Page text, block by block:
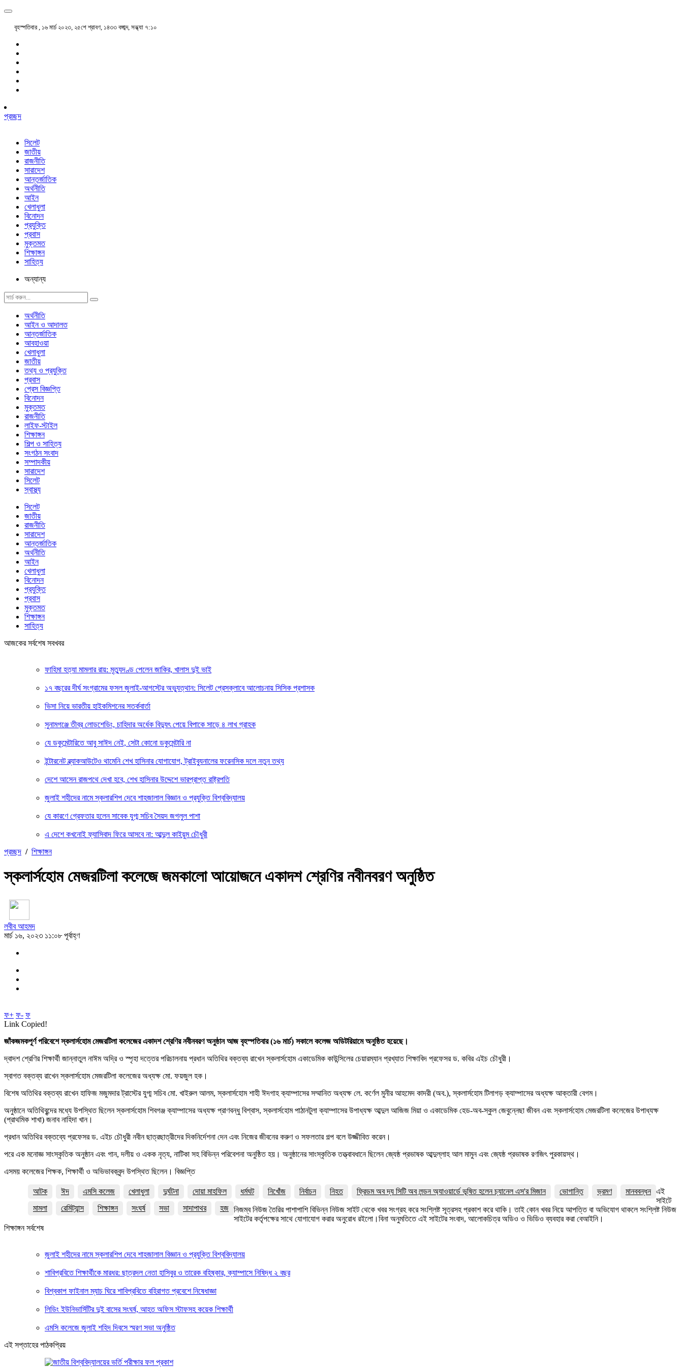
বৃহস্পতিবার , ১৬ মার্চ ২০২৩, ২৫শে শ্রাবণ, ১৪৩৩ বঙ্গাব্দ, সন্ধ্যা ৭:১০
প্রচ্ছদ
সিলেট
জাতীয়
রাজনীতি
সারাদেশ
আন্তর্জাতিক
অর্থনীতি
আইন
খেলাধুলা
বিনোদন
প্রযুক্তি
প্রবাস
মুক্তমত
শিক্ষাঙ্গন
সাহিত্য
অন্যান্য
অর্থনীতি
আইন ও আদালত
আন্তর্জাতিক
আবহাওয়া
খেলাধুলা
জাতীয়
তথ্য ও প্রযুক্তি
প্রবাস
প্রেস বিজ্ঞপ্তি
বিনোদন
মুক্তমত
রাজনীতি
লাইফ-স্টাইল
শিক্ষাঙ্গন
শিল্প ও সাহিত্য
সংগঠন সংবাদ
সম্পাদকীয়
সারাদেশ
সিলেট
স্বাস্থ্য
সিলেট
জাতীয়
রাজনীতি
সারাদেশ
আন্তর্জাতিক
অর্থনীতি
আইন
খেলাধুলা
বিনোদন
প্রযুক্তি
প্রবাস
মুক্তমত
শিক্ষাঙ্গন
সাহিত্য
আজকের সর্বশেষ সবখবর
ফাহিমা হত্যা মামলার রায়: মৃত্যুদণ্ড পেলেন জাকির, খালাস দুই ভাই
১৭ বছরের দীর্ঘ সংগ্রামের ফসল জুলাই-আগস্টের অভ্যুত্থান: সিলেট প্রেসক্লাবে আলোচনায় সিসিক প্রশাসক
ভিসা নিয়ে ভারতীয় হাইকমিশনের সতর্কবার্তা
সুনামগঞ্জে তীব্র লোডশেডিং, চাহিদার অর্ধেক বিদ্যুৎ পেয়ে বিপাকে সাড়ে ৪ লাখ গ্রাহক
যে ডকুমেন্টারিতে আবু সাঈদ নেই, সেটা কোনো ডকুমেন্টারি না
ইন্টারনেট ব্ল্যাকআউটেও থামেনি শেখ হাসিনার যোগাযোগ, ট্রাইব্যুনালের ফরেনসিক দলে নতুন তথ্য
দেশে আসেন রাজপথে দেখা হবে, শেখ হাসিনার উদ্দেশে ভারপ্রাপ্ত রাষ্ট্রপতি
জুলাই শহীদের নামে স্কলারশিপ দেবে শাহজালাল বিজ্ঞান ও প্রযুক্তি বিশ্ববিদ্যালয়
যে কারণে গ্রেফতার হলেন সাবেক যুগ্ম সচিব সৈয়দ জগলুল পাশা
এ দেশে কখনোই ফ্যাসিবাদ ফিরে আসবে না: আব্দুল কাইয়ুম চৌধুরী
প্রচ্ছদ / শিক্ষাঙ্গন
স্কলার্সহোম মেজরটিলা কলেজে জমকালো আয়োজনে একাদশ শ্রেণির নবীনবরণ অনুষ্ঠিত
লবীব আহমদ
মার্চ ১৬, ২০২৩ ১১:০৮ পূর্বাহ্ণ
ফ+ ফ- ফ
Link Copied!
জাঁকজমকপূর্ণ পরিবেশে স্কলার্সহোম মেজরটিলা কলেজের একাদশ শ্রেণির নবীনবরণ অনুষ্ঠান আজ বৃহস্পতিবার (১৬ মার্চ) সকালে কলেজ অডিটরিয়ামে অনুষ্ঠিত হয়েছে।
দ্বাদশ শ্রেণির শিক্ষার্থী জান্নাতুল নাঈম অদ্রি ও স্পৃহা দত্তের পরিচালনায় প্রধান অতিথির বক্তব্য রাখেন স্কলার্সহোম একাডেমিক কাউন্সিলের চেয়ারম্যান প্রখ্যাত শিক্ষাবিদ প্রফেসর ড. কবির এইচ চৌধুরী।
স্বাগত বক্তব্য রাখেন স্কলার্সহোম মেজরটিলা কলেজের অধ্যক্ষ মো. ফয়জুল হক।
বিশেষ অতিথির বক্তব্য রাখেন হাফিজ মজুমদার ট্রাস্টের যুগ্ম সচিব মো. খাইরুল আলম, স্কলার্সহোম শাহী ঈদগাহ ক্যাম্পাসের সম্মানিত অধ্যক্ষ লে. কর্ণেল মুনীর আহমেদ কাদরী (অব.), স্কলার্সহোম টিলাগড় ক্যাম্পাসের অধ্যক্ষ আক্তারী বেগম।
অনুষ্ঠানে অতিথিবৃন্দের মধ্যে উপস্থিত ছিলেন স্কলার্সহোম শিবগঞ্জ ক্যাম্পাসের অধ্যক্ষ প্রাণবন্ধু বিশ্বাস, স্কলার্সহোম পাঠানটুলা ক্যাম্পাসের উপাধ্যক্ষ আব্দুল আজিজ মিয়া ও একাডেমিক হেড-অব-স্কুল জেবুন্নেছা জীবন এবং স্কলার্সহোম মেজরটিলা কলেজের উপাধ্যক্ষ
(প্রাথমিক শাখা) জনাব নাহিদা খান।
প্রধান অতিথির বক্তব্যে প্রফেসর ড. এইচ চৌধুরী নবীন ছাত্রছাত্রীদের দিকনির্দেশনা দেন এবং নিজের জীবনের করুণ ও সফলতার গল্প বলে উজ্জীবিত করেন।
পরে এক মনোজ্ঞ সাংস্কৃতিক অনুষ্ঠান এবং গান, দলীয় ও একক নৃত্য, নাটিকা সহ বিভিন্ন পরিবেশনা অনুষ্ঠিত হয়। অনুষ্ঠানের সাংস্কৃতিক তত্ত্বাবধানে ছিলেন জ্যেষ্ঠ প্রভাষক আব্দুল্লাহ আল মামুন এবং জ্যেষ্ঠ প্রভাষক রণজিৎ পুরকায়স্থ।
এসময় কলেজের শিক্ষক, শিক্ষার্থী ও অভিভাবকবৃন্দ উপস্থিত ছিলেন। বিজ্ঞপ্তি
আটক ঈদ এমসি কলেজ খেলাধুলা দুর্ঘটনা দোয়া মাহফিল ধর্মঘট নিখোঁজ নির্বাচন নিহত ফ্রিডম অব দ্য সিটি অব লন্ডন অ্যাওয়ার্ডে ভূষিত হলেন চ্যানেল এস'র মিজান ভোগান্তি ভ্রমণ
মানববন্ধন
মামলা
রেমিট্যান্স শিক্ষাঙ্গন সংঘর্ষ সভা সাদাপাথর হজ
এই
সাইটে
নিজম্ব নিউজ তৈরির পাশাপাশি বিভিন্ন নিউজ সাইট থেকে খবর সংগ্রহ করে সংশ্লিষ্ট সূত্রসহ প্রকাশ করে থাকি। তাই কোন খবর নিয়ে আপত্তি বা অভিযোগ থাকলে সংশ্লিষ্ট নিউজ
সাইটের কর্তৃপক্ষের সাথে যোগাযোগ করার অনুরোধ রইলো।বিনা অনুমতিতে এই সাইটের সংবাদ, আলোকচিত্র অডিও ও ভিডিও ব্যবহার করা বেআইনি।
শিক্ষাঙ্গন সর্বশেষ
জুলাই শহীদের নামে স্কলারশিপ দেবে শাহজালাল বিজ্ঞান ও প্রযুক্তি বিশ্ববিদ্যালয়
শাবিপ্রবিতে শিক্ষার্থীকে মারধর: ছাত্রদল নেতা হাসিবুর ও তারেক বহিষ্কার, ক্যাম্পাসে নিষিদ্ধ ২ বছর
বিশ্বকাপ ফাইনাল ম্যাচ ঘিরে শাবিপ্রবিতে বহিরাগত প্রবেশে নিষেধাজ্ঞা
লিডিং ইউনিভার্সিটির দুই বাসের সংঘর্ষ, আহত অফিস স্টাফসহ কয়েক শিক্ষার্থী
এমসি কলেজে জুলাই শহিদ দিবসে স্মরণ সভা অনুষ্ঠিত
এই সপ্তাহের পাঠকপ্রিয়